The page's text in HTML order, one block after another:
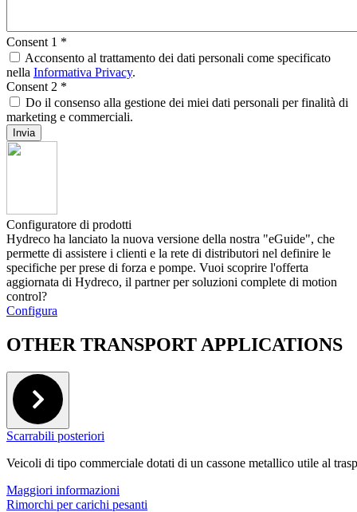
Consent 1 *
Acconsento al trattamento dei dati personali come specificato
nella Informativa Privacy.
Consent 2 *
Do il consenso alla gestione dei miei dati personali per finalità di
marketing e commerciali.
Configuratore di prodotti
Hydreco ha lanciato la nuova versione della nostra "eGuide", che
permette di assistere i clienti e la rete di distributori nel definire le
specifiche per prese di forza e pompe. Vuoi scoprire l'offerta
aggiornata di Hydreco, il partner per soluzioni complete di motion
control?
Configura
OTHER TRANSPORT APPLICATIONS
Scarrabili posteriori
Veicoli di tipo commerciale dotati di un cassone metallico utile al
Maggiori informazioni
Rimorchi per carichi pesanti